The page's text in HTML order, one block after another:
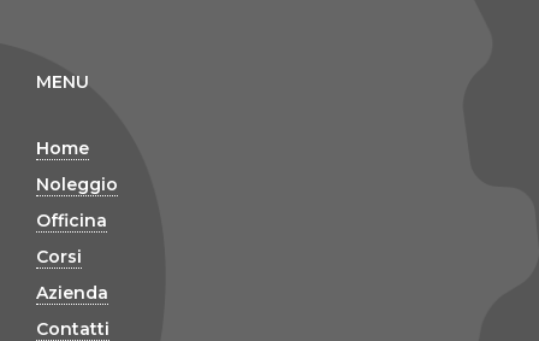
MENU
Home
Noleggio
Officina
Corsi
Azienda
Contatti